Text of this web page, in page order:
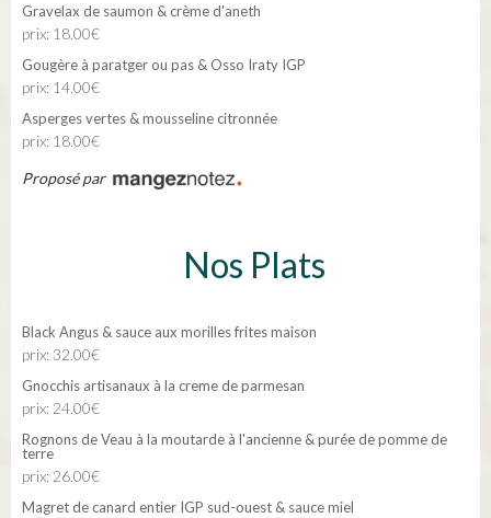
Gravelax de saumon & crème d'aneth
prix: 18.00€
Gougère à paratger ou pas & Osso Iraty IGP
prix: 14.00€
Asperges vertes & mousseline citronnée
prix: 18.00€
Proposé par
Nos Plats
Black Angus & sauce aux morilles frites maison
prix: 32.00€
Gnocchis artisanaux à la creme de parmesan
prix: 24.00€
Rognons de Veau à la moutarde à l'ancienne & purée de pomme de
terre
prix: 26.00€
Magret de canard entier IGP sud-ouest & sauce miel